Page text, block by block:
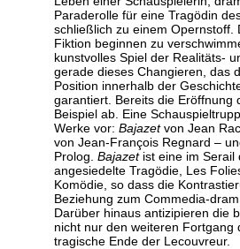
Paraderolle für eine Tragödin
schließlich zu einem Opernstoff.
Fiktion beginnen zu
kunstvolles Spiel der Realitäts-
gerade dieses Changieren, das
Position innerhalb der
garantiert. Bereits die Eröffnung
Beispiel ab. Eine
Werke vor: Bajazetvon Jean
von Jean-François Regnard –
Prolog. Bajazetist eine im Serail
angesiedelte Tragödie, Les
Komödie, so dass die
Beziehung zum Commedia-
Darüber hinaus antizipieren die
nicht nur den weiteren
tragische Ende der Lecouvreur.